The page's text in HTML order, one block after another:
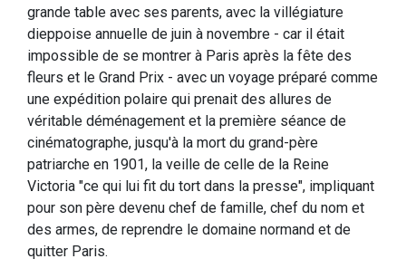
grande table avec ses parents, avec la villégiature
dieppoise annuelle de juin à novembre - car il était
impossible de se montrer à Paris après la fête des
fleurs et le Grand Prix - avec un voyage préparé comme
une expédition polaire qui prenait des allures de
véritable déménagement et la première séance de
cinématographe, jusqu'à la mort du grand-père
patriarche en 1901, la veille de celle de la Reine
Victoria "ce qui lui fit du tort dans la presse", impliquant
pour son père devenu chef de famille, chef du nom et
des armes, de reprendre le domaine normand et de
quitter Paris.